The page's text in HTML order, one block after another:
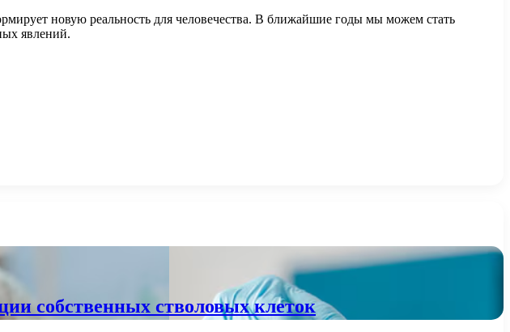
новую реальность для человечества. В ближайшие годы мы можем стать
явлений.
собственных стволовых клеток